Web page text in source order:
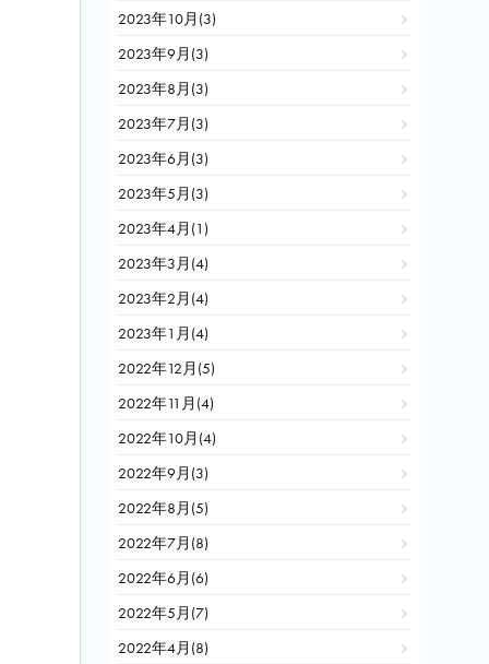
2023年10月(3)
2023年9月(3)
2023年8月(3)
2023年7月(3)
2023年6月(3)
2023年5月(3)
2023年4月(1)
2023年3月(4)
2023年2月(4)
2023年1月(4)
2022年12月(5)
2022年11月(4)
2022年10月(4)
2022年9月(3)
2022年8月(5)
2022年7月(8)
2022年6月(6)
2022年5月(7)
2022年4月(8)